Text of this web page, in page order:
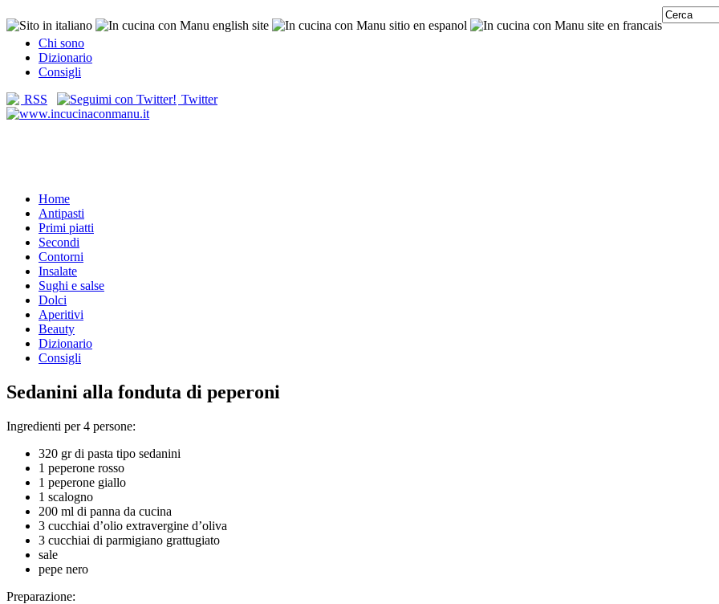
Chi sono
Dizionario
Consigli
RSS
Twitter
Home
Antipasti
Primi piatti
Secondi
Contorni
Insalate
Sughi e salse
Dolci
Aperitivi
Beauty
Dizionario
Consigli
Sedanini alla fonduta di peperoni
Ingredienti per 4 persone:
320 gr di pasta tipo sedanini
1 peperone rosso
1 peperone giallo
1 scalogno
200 ml di panna da cucina
3 cucchiai d’olio extravergine d’oliva
3 cucchiai di parmigiano grattugiato
sale
pepe nero
Preparazione: